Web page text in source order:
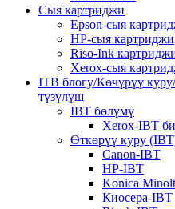
Сыя картриджи
Epson-сыя
HP-сыя картриджи
Riso-Ink
Xerox-сыя
ITB блогу/Көчүрүү
түзүлүш
IBT бөлүмү
Xerox-IBT
Өткөрүү куру
Canon-IBT
HP-IBT
Konica
Киосера-IBT